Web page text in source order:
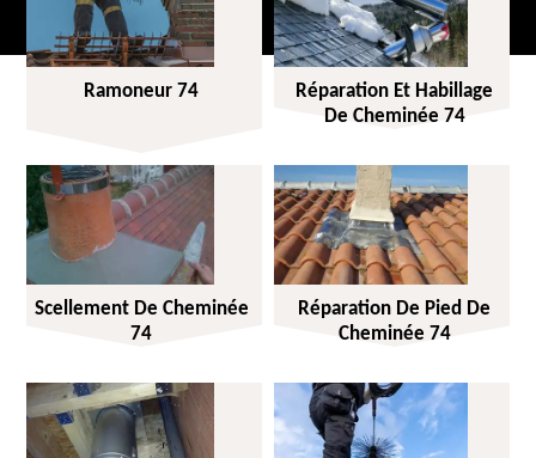
Ramoneur 74
Réparation Et Habillage
De Cheminée 74
Scellement De Cheminée
74
Réparation De Pied De
Cheminée 74